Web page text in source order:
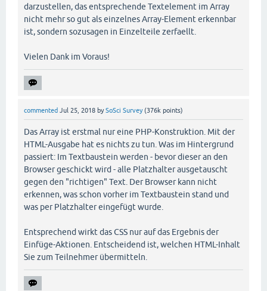
darzustellen, das entsprechende Textelement im Array
nicht mehr so gut als einzelnes Array-Element erkennbar
ist, sondern sozusagen in Einzelteile zerfaellt.
Vielen Dank im Voraus!
commented Jul 25, 2018 bySoSci Survey (376k points)
Das Array ist erstmal nur eine PHP-Konstruktion. Mit der
HTML-Ausgabe hat es nichts zu tun. Was im Hintergrund
passiert: Im Textbaustein werden - bevor dieser an den
Browser geschickt wird - alle Platzhalter ausgetauscht
gegen den "richtigen" Text. Der Browser kann nicht
erkennen, was schon vorher im Textbaustein stand und
was per Platzhalter eingefügt wurde.
Entsprechend wirkt das CSS nur auf das Ergebnis der
Einfüge-Aktionen. Entscheidend ist, welchen HTML-Inhalt
Sie zum Teilnehmer übermitteln.